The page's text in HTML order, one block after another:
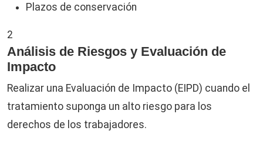
Plazos de conservación
2
Análisis de Riesgos y Evaluación de
Impacto
Realizar una Evaluación de Impacto (EIPD) cuando el
tratamiento suponga un alto riesgo para los
derechos de los trabajadores.